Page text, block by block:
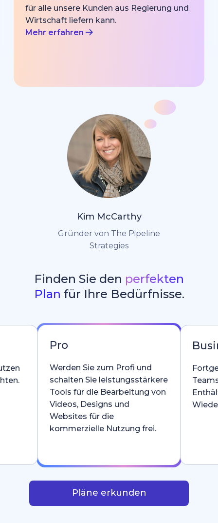
für alle unsere Kunden aus Regierung und
Wirtschaft liefern kann.
Mehr erfahren
Kim McCarthy
Gründer von The Pipeline
Strategies
Finden Sie den perfekten
Plan für Ihre Bedürfnisse.
Pro
Werden Sie zum Profi und
schalten Sie leistungsstärkere
Tools für die Bearbeitung von
Videos, Designs und
Websites für die
kommerzielle Nutzung frei.
Pläne erkunden